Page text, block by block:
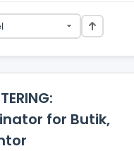
for Butik,